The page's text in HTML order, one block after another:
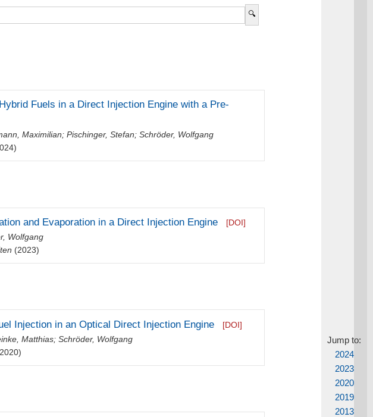
Jump to:
2024
2023
2020
2019
2013
Fuels in a Direct Injection Engine with a Pre-
Maximilian;Pischinger, Stefan;Schröder, Wolfgang
and Evaporation in a Direct Injection Engine
[DOI]
Wolfgang
(2023)
Injection in an Optical Direct Injection Engine
[DOI]
Matthias;Schröder, Wolfgang